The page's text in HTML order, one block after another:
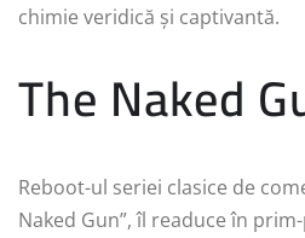
chimie veridică și captivantă.
The Naked
Reboot-ul seriei clasice de
Naked Gun”, îl readuce în